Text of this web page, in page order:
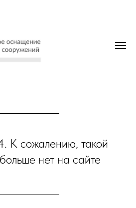
К сожалению, такой
нет на сайте